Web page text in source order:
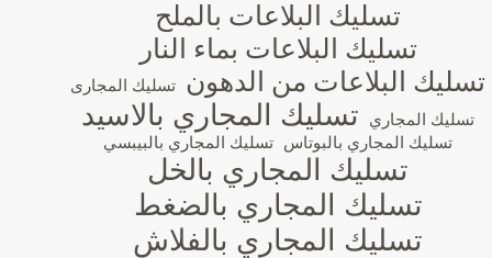
تسليك البلاعات بالملح
تسليك البلاعات بماء النار
تسليك البلاعات من الدهون تسليك المجارى
تسليك المجاري
تسليك المجاري بالاسيد
تسليك المجاري بالبوتاس تسليك المجاري بالبيبسي
تسليك المجاري بالخل
تسليك المجاري بالضغط
تسليك المجاري بالفلاش